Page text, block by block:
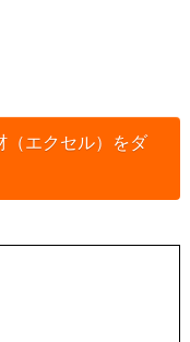
（エクセル）をダ